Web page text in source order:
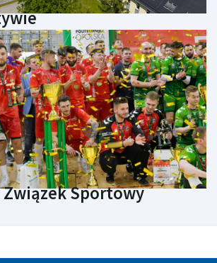
Sportowy